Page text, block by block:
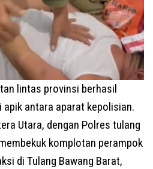
lintas provinsi berhasil
antara aparat kepolisian.
Utara, dengan Polres tulang
komplotan perampok
di Tulang Bawang Barat,